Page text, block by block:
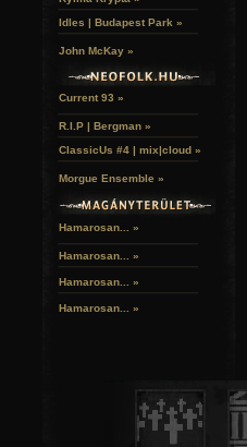
Idles | Budapest Park »
John McKay »
Current 93 »
R.I.P | Bergman »
ClassicUs #4 | mix|cloud »
Morgue Ensemble »
Hamarosan... »
Hamarosan... »
Hamarosan... »
Hamarosan... »